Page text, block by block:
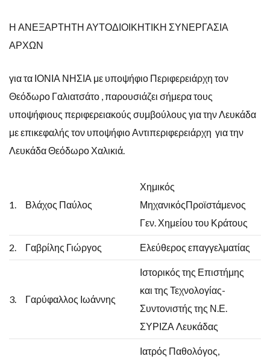
Η ΑΝΕΞΑΡΤΗΤΗ ΑΥΤΟΔΙΟΙΚΗΤΙΚΗ ΣΥΝΕΡΓΑΣΙΑ
ΑΡΧΩΝ
για τα ΙΟΝΙΑ ΝΗΣΙΑ με υποψήφιο Περιφερειάρχη τον
Θεόδωρο Γαλιατσάτο , παρουσιάζει σήμερα τους
υποψήφιους περιφερειακούς συμβούλους για την Λευκάδα
με επικεφαλής τον υποψήφιο Αντιπεριφερειάρχη για την
Λευκάδα Θεόδωρο Χαλικιά.
1. Βλάχος Παύλος
Χημικός
ΜηχανικόςΠροϊστάμενος
Γεν. Χημείου του Κράτους
2. Γαβρίλης Γιώργος Ελεύθερος επαγγελματίας
3. Γαρύφαλλος Ιωάννης
Ιστορικός της Επιστήμης
και της Τεχνολογίας-
Συντονιστής της Ν.Ε.
ΣΥΡΙΖΑ Λευκάδας
Ιατρός Παθολόγος,